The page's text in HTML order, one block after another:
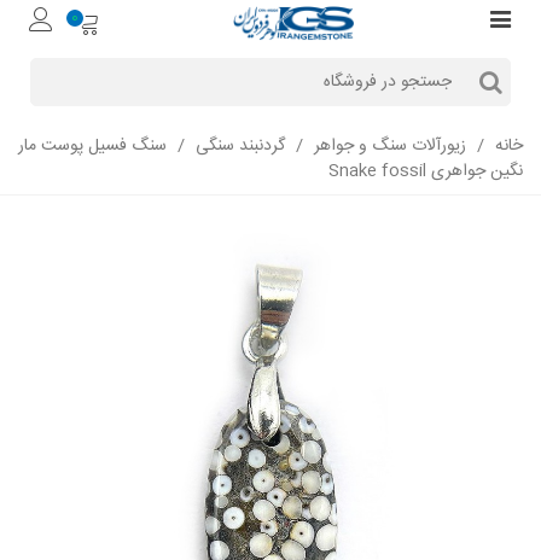
0
خانه / زیورآلات سنگ و جواهر / گردنبند سنگی / سنگ فسیل پوست مار
نگین جواهری Snake fossil